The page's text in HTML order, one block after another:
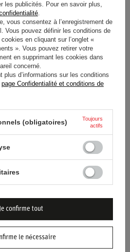
T-SHIRT HOMME DRIVERS
TEAM BMW MOTORSPORT
2026 NOIR
60,20 €
les publicités. Pour en savoir plus,
.
vous consentez à l’enregistrement de
Vous pouvez définir les conditions de
en cliquant sur l’onglet «
». Vous pouvez retirer votre
en supprimant les cookies dans
concerné.
plus d’informations sur les conditions
page Confidentialité et conditions de
(obligatoires)
Toujours
actifs
le nécessaire
Je confirme tout